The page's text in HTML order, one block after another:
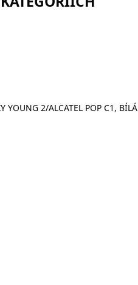
YOUNG 2/ALCATEL POP C1, BÍLÁ